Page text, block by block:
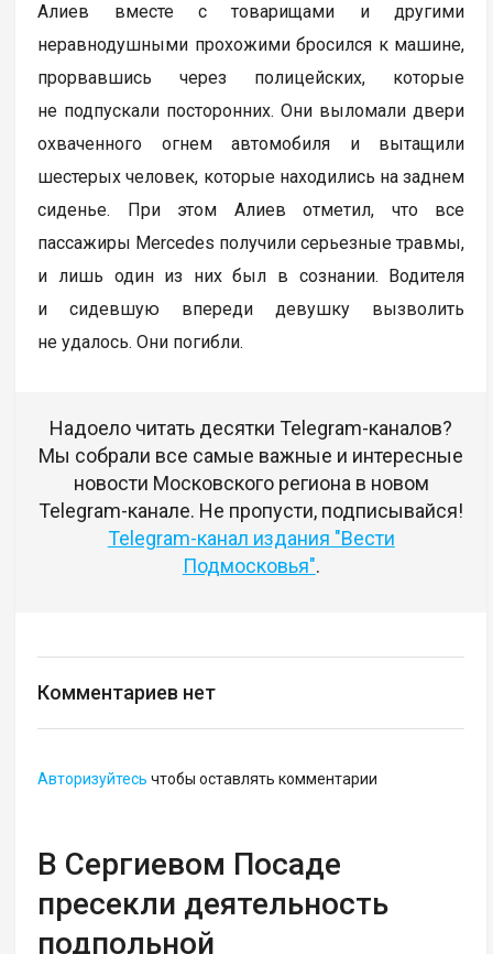
Алиев вместе с товарищами и другими
неравнодушными прохожими бросился к машине,
прорвавшись через полицейских, которые
не подпускали посторонних. Они выломали двери
охваченного огнем автомобиля и вытащили
шестерых человек, которые находились на заднем
сиденье. При этом Алиев отметил, что все
пассажиры Mercedes получили серьезные травмы,
и лишь один из них был в сознании. Водителя
и сидевшую впереди девушку вызволить
не удалось. Они погибли.
Надоело читать десятки Telegram-каналов?
Мы собрали все самые важные и интересные
новости Московского региона в новом
Telegram-канале. Не пропусти, подписывайся!
Telegram-канал издания "Вести
Подмосковья".
Комментариев нет
Авторизуйтесь чтобы оставлять комментарии
В Сергиевом Посаде
пресекли деятельность
подпольной